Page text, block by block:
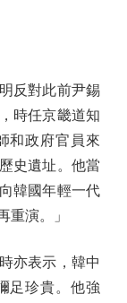
反對此前尹錫
時任京畿道知
和政府官員來
史遺址。他當
韓國年輕一代
重演。」
亦表示，韓中
足珍貴。他強